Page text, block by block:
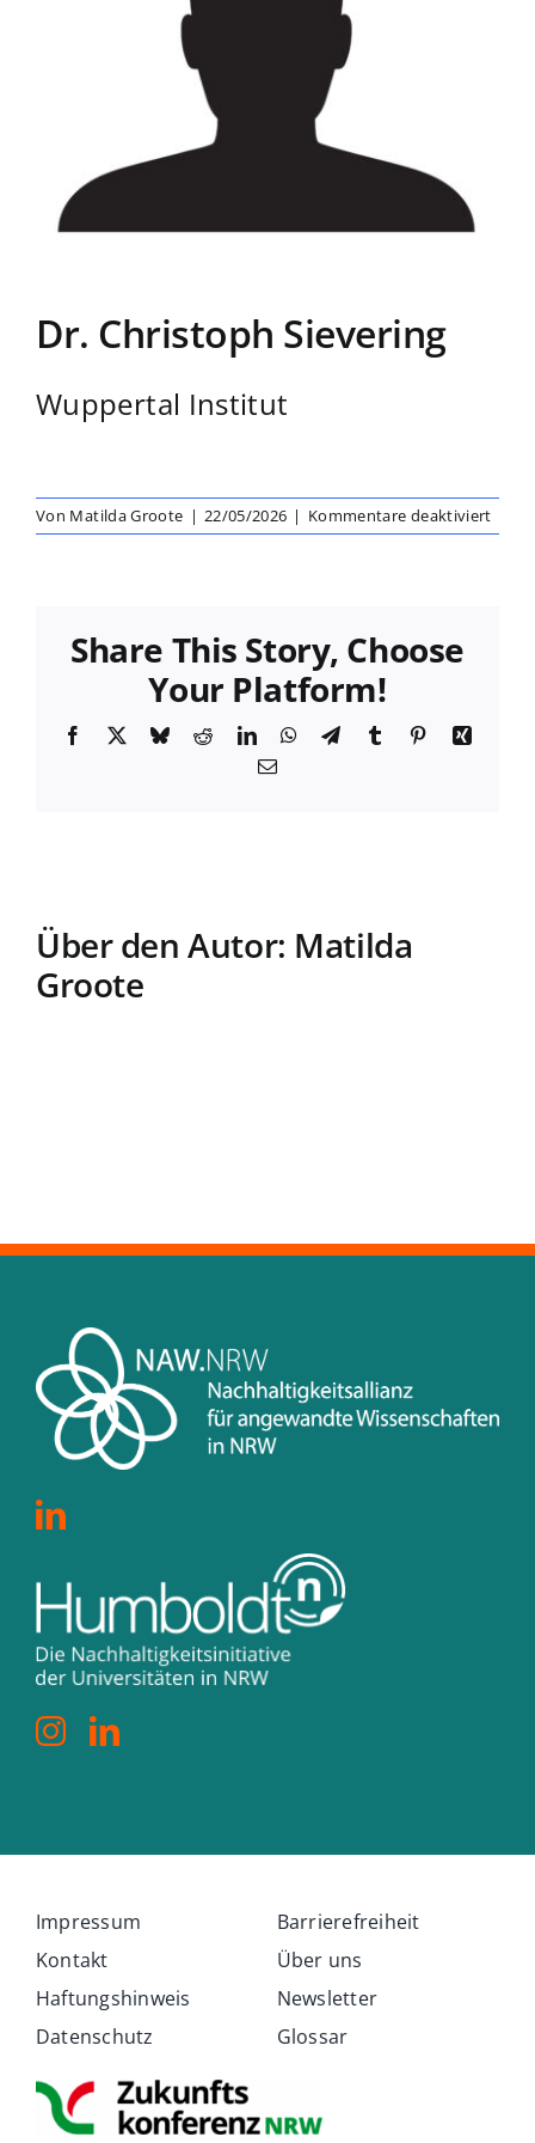
Dr. Christoph Sievering
Wuppertal Institut
Von Matilda Groote | 22/05/2026 | Kommentare deaktiviertfür
Dr.
Share This Story, Choose
Your Platform!
Facebook
X BlueskyRedditLinkedInWhatsApp
TelegramTumblr PinterestXing
E-
Über den Autor: Matilda
Groote
Impressum
Kontakt
Haftungshinweis
Datenschutz
Barrierefreiheit
Über uns
Newsletter
Glossar